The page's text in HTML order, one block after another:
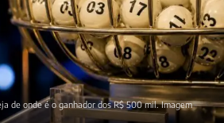
de onde é o ganhador dos R$ 500 mil. Imagem